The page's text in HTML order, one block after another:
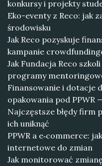
konkursy i projekty
Eko-eventy z Reco: jak
środowisku
Jak Reco pozyskuje
kampanie
Jak Fundacja Reco
programy
Finansowanie i dotacje
opakowania pod PPWR
Najczęstsze błędy firm
ich uniknąć
PPWR a e‑commerce:
internetowe do zmian
Jak monitorować